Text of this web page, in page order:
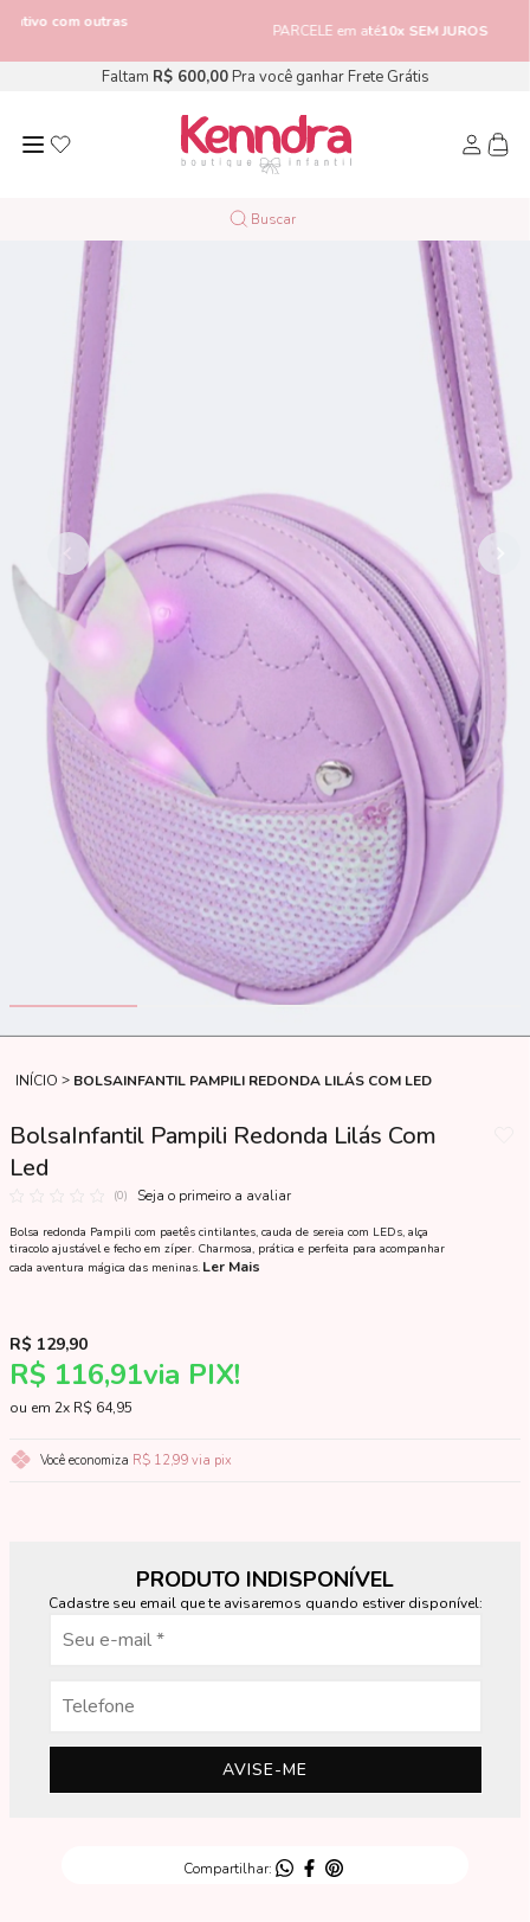
outras PARCELE em até10x SEM JUROS
Faltam R$ 600,00Pra você ganhar Frete Grátis
INÍCIO BOLSAINFANTIL PAMPILI REDONDA LILÁS COM LED
BolsaInfantil Pampili Redonda Lilás Com
Led
(0) Seja o primeiro a avaliar
Bolsa redonda Pampili com paetês cintilantes, cauda de sereia com LEDs, alça
tiracolo ajustável e fecho em zíper. Charmosa, prática e perfeita para acompanhar
cada aventura mágica das meninas. Ler Mais
R$ 116,91via PIX!
R$ 129,90
2x R$ 64,95
Você economiza R$ 12,99 via pix
PRODUTO INDISPONÍVEL
Cadastre seu email que te avisaremos quando estiver disponível:
AVISE-ME